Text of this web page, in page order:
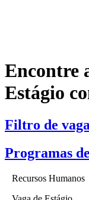
Encontre
Estágio
Filtro de
Programas
Recursos Humanos